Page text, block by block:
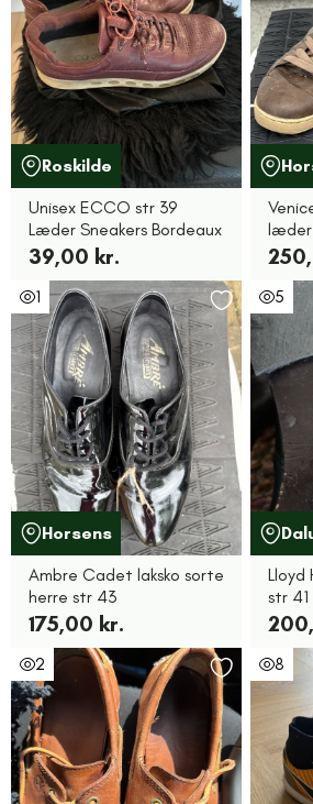
Roskilde
Unisex ECCO str 39
Læder Sneakers Bordeaux
39,00 kr.
1
Horsens
Ambre Cadet laksko sorte
herre str 43
175,00 kr.
5
Lloyd
str 41
2 8